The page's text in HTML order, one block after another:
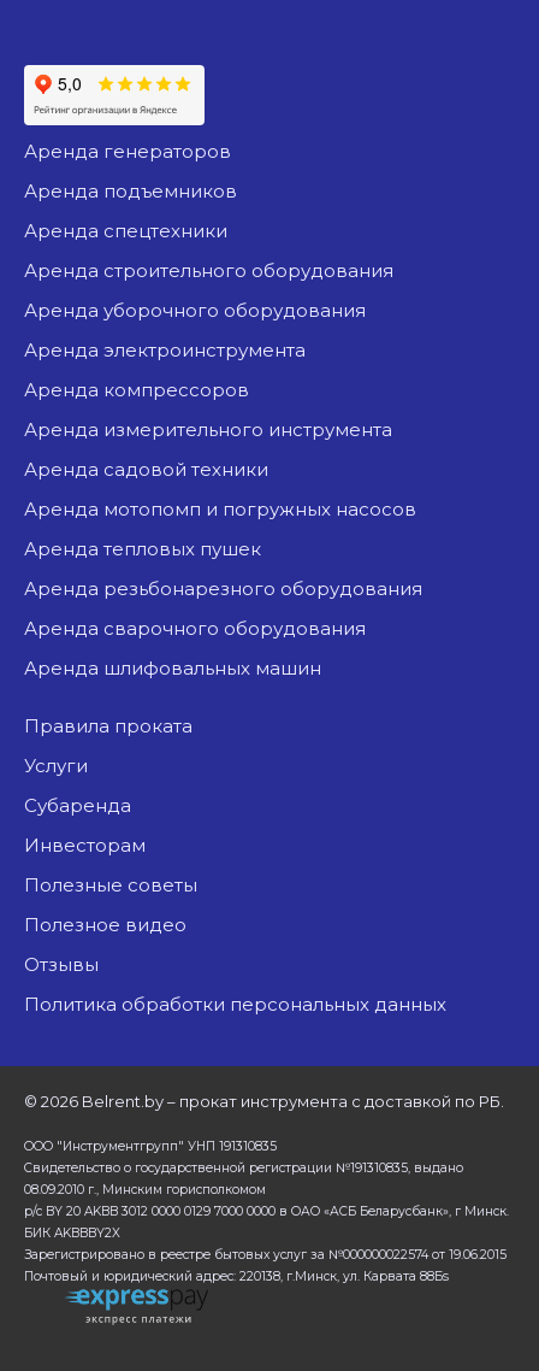
аренда генераторов
аренда подъемников
аренда спецтехники
аренда строительного оборудования
аренда уборочного оборудования
аренда электроинструмента
аренда компрессоров
аренда измерительного инструмента
аренда садовой техники
аренда мотопомп и погружных насосов
аренда тепловых пушек
аренда резьбонарезного оборудования
аренда сварочного оборудования
аренда шлифовальных машин
Правила проката
Услуги
Субаренда
Инвесторам
Полезные советы
Полезное видео
Отзывы
Политика обработки персональных данных
© 2026 Belrent.by – прокат инструмента с доставкой по РБ.
ООО "Инструментгрупп" УНП 191310835
Свидетельство о государственной регистрации №191310835, выдано
08.09.2010 г., Минским горисполкомом
р/с BY 20 AKBB 3012 0000 0129 7000 0000 в ОАО «АСБ Беларусбанк», г Минск.
БИК AKBBBY2X
Зарегистрировано в реестре бытовых услуг за №000000022574 от 19.06.2015
Почтовый и юридический адрес: 220138, г.Минск, ул. Карвата 88Бs